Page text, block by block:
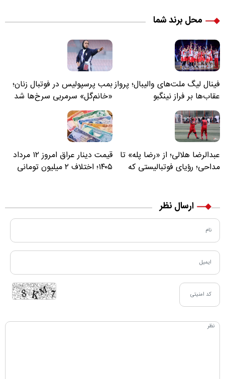
محل برند شما
فینال لیگ ملت‌های والیبال؛ پرواز
عقاب‌ها بر فراز نینگبو
بمب پرسپولیس در فوتبال زنان؛
«خانم‌گل» سرمربی سرخ‌ها شد
عبدالرضا هلالی؛ از «رضا پله» تا
مداحی؛ رؤیای فوتبالیستی که
قیمت دینار عراق امروز ۱۲ مرداد
۱۴۰۵؛ اختلاف ۲ میلیون تومانی
ارسال نظر